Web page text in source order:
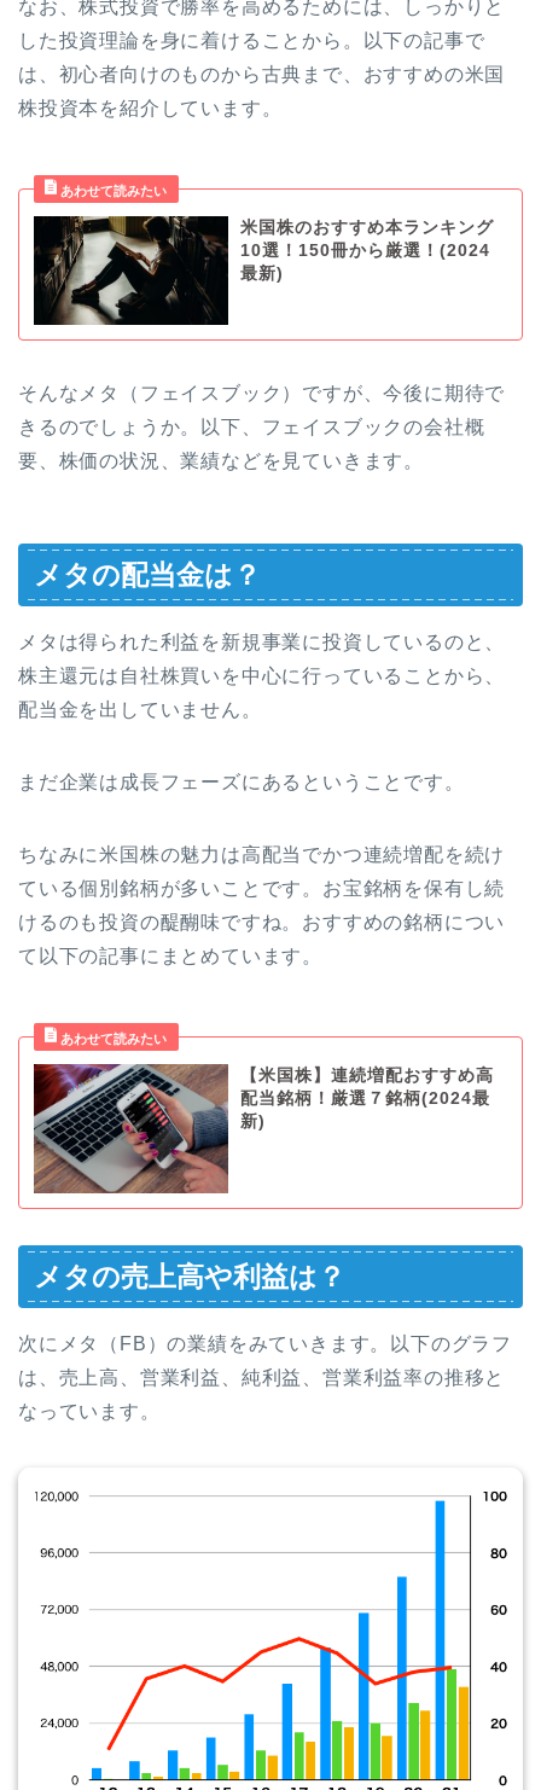
なお、株式投資で勝率を高めるためには、しっかりと
した投資理論を身に着けることから。以下の記事で
は、初心者向けのものから古典まで、おすすめの米国
株投資本を紹介しています。
米国株のおすすめ本ランキング
10選！150冊から厳選！(2024
最新)
そんなメタ（フェイスブック）ですが、今後に期待で
きるのでしょうか。以下、フェイスブックの会社概
要、株価の状況、業績などを見ていきます。
メタの配当金は？
メタは得られた利益を新規事業に投資しているのと、
株主還元は自社株買いを中心に行っていることから、
配当金を出していません。
まだ企業は成長フェーズにあるということです。
ちなみに米国株の魅力は高配当でかつ連続増配を続け
ている個別銘柄が多いことです。お宝銘柄を保有し続
けるのも投資の醍醐味ですね。おすすめの銘柄につい
て以下の記事にまとめています。
【米国株】連続増配おすすめ高
配当銘柄！厳選７銘柄(2024最
新)
メタの売上高や利益は？
次にメタ（FB）の業績をみていきます。以下のグラフ
は、売上高、営業利益、純利益、営業利益率の推移と
なっています。